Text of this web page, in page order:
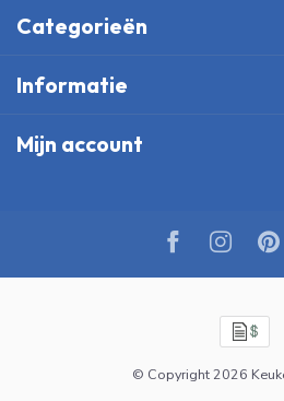
Categorieën
Informatie
Mijn account
© Copyright 2026